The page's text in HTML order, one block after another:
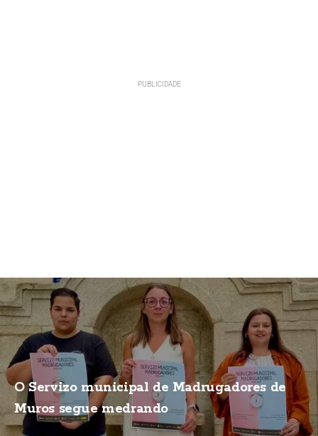
O Servizo municipal de Madrugadores de
Muros segue medrando